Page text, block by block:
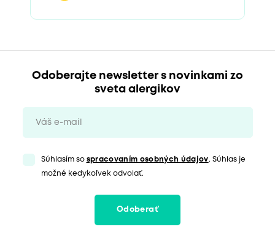
Odoberajte newsletter s novinkami zo
sveta alergikov
Súhlasím so spracovaním osobných údajov. Súhlas je
možné kedykoľvek odvolať.
Odoberať